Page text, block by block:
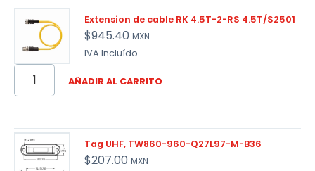
Extension de cable RK 4.5T-2-RS 4.5T/S2501
$945.40 MXN
IVA Incluído
AÑADIR AL CARRITO
Tag UHF, TW860-960-Q27L97-M-B36
$207.00 MXN